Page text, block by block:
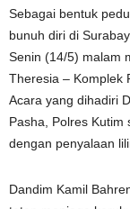
Sebagai bentuk
bunuh diri di
Senin (14/5) malam
Theresia – Komplek
Acara yang dihadiri
Pasha, Polres
dengan penyalaan
Dandim Kamil